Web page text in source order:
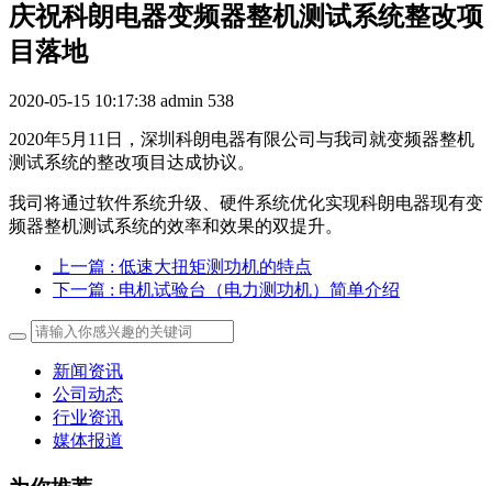
庆祝科朗电器变频器整机测试系统整改项
目落地
2020-05-15 10:17:38 admin 538
2020年5月11日，深圳科朗电器有限公司与我司就变频器整机
测试系统的整改项目达成协议。
我司将通过软件系统升级、硬件系统优化实现科朗电器现有变
频器整机测试系统的效率和效果的双提升。
上一篇 : 低速大扭矩测功机的特点
下一篇 : 电机试验台（电力测功机）简单介绍
新闻资讯
公司动态
行业资讯
媒体报道